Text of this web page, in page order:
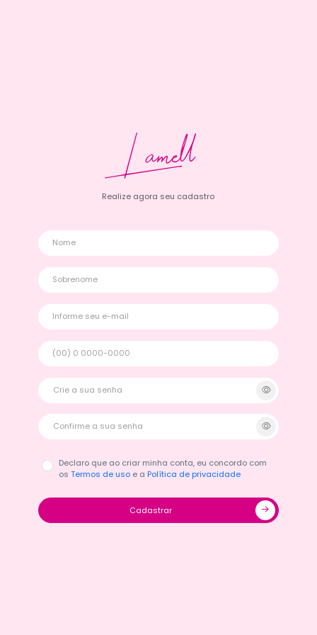
Lamell
Realize agora seu cadastro
Declaro que ao criar minha conta, eu concordo com
osTermos de uso e a Política de privacidade
Cadastrar